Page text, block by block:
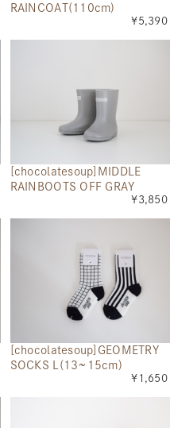
RAINCOAT(110cm)
¥5,390
[chocolatesoup]MIDDLE
RAINBOOTS OFF GRAY
¥3,850
[chocolatesoup]GEOMETRY
SOCKS L(13~15cm)
¥1,650